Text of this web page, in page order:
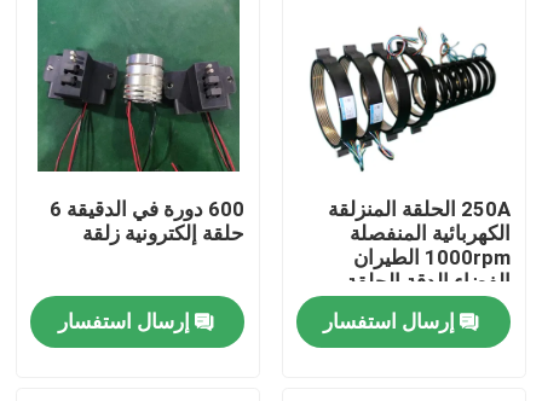
منزل
250A الحلقة المنزلقة
الكهربائية المنفصلة
1000rpm الطيران
الفضاء الدقة الحلقة
المنزلقة
إرسال استفسار
600 دورة في الدقيقة 6
حلقة إلكترونية زلقة
إرسال استفسار